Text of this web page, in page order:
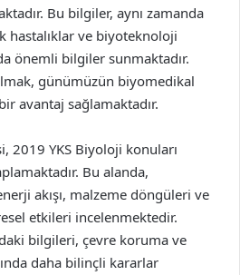
Bu bilgiler, aynı zamanda
hastalıklar ve biyoteknoloji
önemli bilgiler sunmaktadır.
günümüzün biyomedikal
avantaj sağlamaktadır.
2019 YKS Biyoloji konuları
Bu alanda,
akışı, malzeme döngüleri ve
etkileri incelenmektedir.
bilgileri, çevre koruma ve
daha bilinçli kararlar